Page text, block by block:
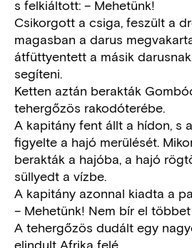
s felkiáltott: – Mehetünk!
Csikorgott a csiga, feszült a
magasban a darus
átfüttyentett a másik
segíteni.
Ketten aztán berakták
tehergőzös rakodóterébe.
A kapitány fent állt a hídon, s
figyelte a hajó merülését.
berakták a hajóba, a hajó
süllyedt a vízbe.
A kapitány azonnal kiadta a
– Mehetünk! Nem bír el
A tehergőzös dudált egy
elindult Afrika felé.